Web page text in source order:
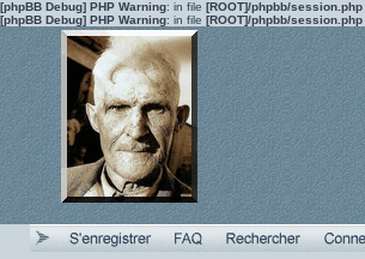
[phpBB Debug] PHP Warning: in file [ROOT]/phpbb/session.php
[phpBB Debug] PHP Warning: in file [ROOT]/phpbb/session.php